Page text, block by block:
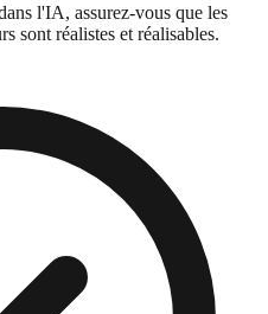
l'IA, assurez-vous que les
sont réalistes et réalisables.